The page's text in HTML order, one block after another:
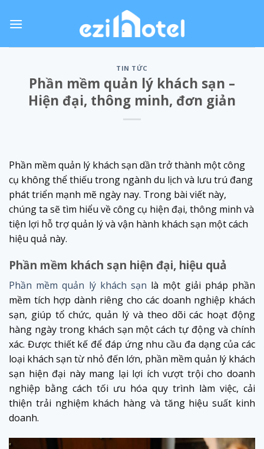
TIN TỨC
Phần mềm quản lý khách sạn –
Hiện đại, thông minh, đơn giản
Phần mềm quản lý khách sạn dần trở thành một công
cụ không thể thiếu trong ngành du lịch và lưu trú đang
phát triển mạnh mẽ ngày nay. Trong bài viết này,
chúng ta sẽ tìm hiểu về công cụ hiện đại, thông minh và
tiện lợi hỗ trợ quản lý và vận hành khách sạn một cách
hiệu quả này.
Phần mềm khách sạn hiện đại, hiệu quả
Phần mềm quản lý khách sạn là một giải pháp phần
mềm tích hợp dành riêng cho các doanh nghiệp khách
sạn, giúp tổ chức, quản lý và theo dõi các hoạt động
hàng ngày trong khách sạn một cách tự động và chính
xác. Được thiết kế để đáp ứng nhu cầu đa dạng của các
loại khách sạn từ nhỏ đến lớn, phần mềm quản lý khách
sạn hiện đại này mang lại lợi ích vượt trội cho doanh
nghiệp bằng cách tối ưu hóa quy trình làm việc, cải
thiện trải nghiệm khách hàng và tăng hiệu suất kinh
doanh.